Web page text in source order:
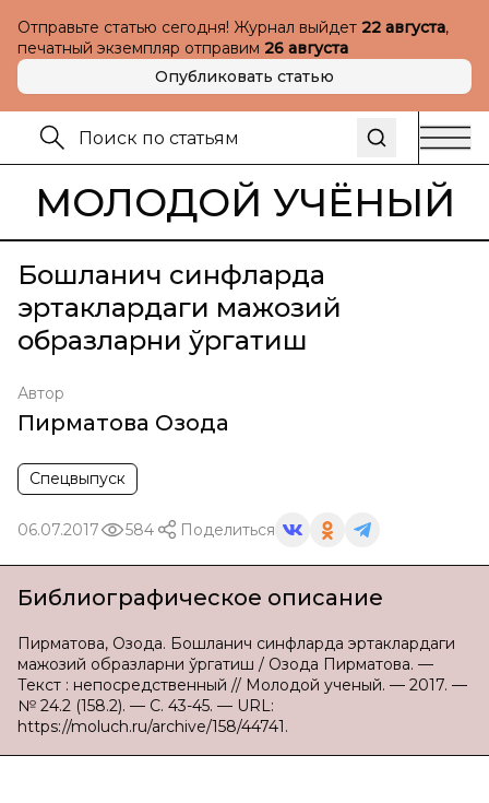
Отправьте статью сегодня! Журнал выйдет 22 августа,
печатный экземпляр отправим 26 августа
Опубликовать статью
МОЛОДОЙ УЧЁНЫЙ
Бошланғич синфларда
эртаклардаги мажозий
образларни ўргатиш
Автор
Пирматова Озода
Спецвыпуск
06.07.2017 584 Поделиться
Библиографическое описание
Пирматова, Озода. Бошланғич синфларда эртаклардаги
мажозий образларни ўргатиш / Озода Пирматова. —
Текст : непосредственный // Молодой ученый. — 2017. —
№ 24.2 (158.2). — С. 43-45. — URL:
https://moluch.ru/archive/158/44741.